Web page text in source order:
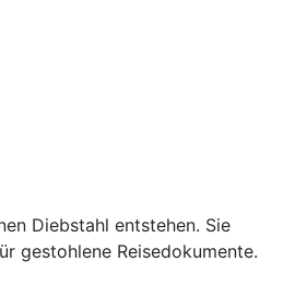
Diebstahl entstehen. Sie
gestohlene Reisedokumente.